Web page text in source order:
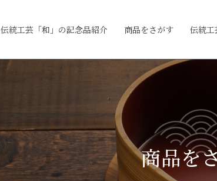
伝統工芸「和」の記念品紹介 商品をさがす 伝統
商品を